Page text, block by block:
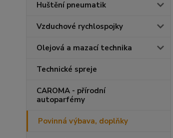
Huštění pneumatik
Vzduchové rychlospojky
Olejová a mazací technika
Technické spreje
CAROMA - přírodní
autoparfémy
Povinná výbava, doplňky